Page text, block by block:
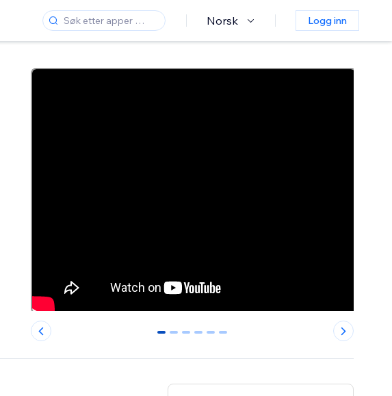
Norsk Logg inn
0 1 2 3 4 5